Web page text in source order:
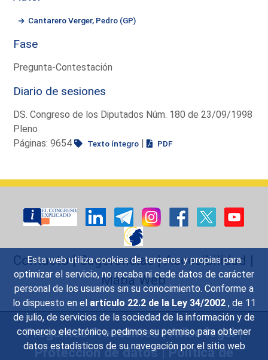
Esta web utiliza cookies de terceros y propias para
optimizar el servicio, no recaba ni cede datos de carácter
personal de los usuarios sin su conocimiento. Conforme a
lo dispuesto en el artículo 22.2 de la Ley 34/2002 , de 11
de julio, de servicios de la sociedad de la información y de
comercio electrónico, pedimos su permiso para obtener
datos estadísticos de su navegación por el sitio web
Cantarero Verger, Pedro (GP)
Fase
Pregunta-Contestación
Diario de sesiones
DS. Congreso de los Diputados Núm. 180 de 23/09/1998
Pleno
Páginas: 9654
Texto íntegro | PDF
Contacto|Sugerencias|Accesibilidad |
Mapa Web
Preguntas Frecuentes|Aviso legal|
Protección de datos|Política de